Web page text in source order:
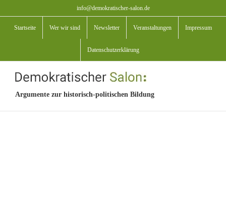
Inhalt
springen
info@demokratischer-salon.de
Startseite Wer wir sind Newsletter Veranstaltungen Impressum
Datenschutzerklärung
Argumente zur historisch-politischen Bildung